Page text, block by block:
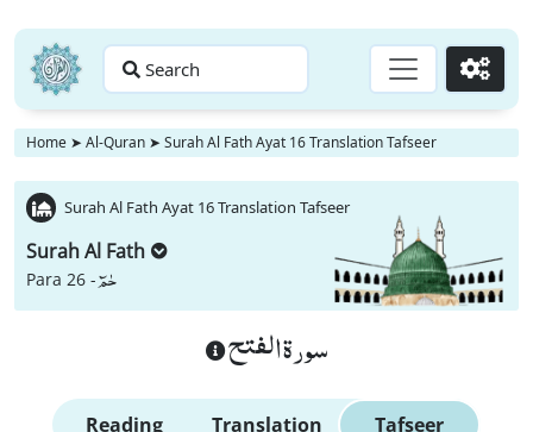
Search Go
Home ➤ Al-Quran ➤ Surah Al Fath Ayat 16 Translation Tafseer
Surah Al Fath Ayat 16 Translation Tafseer
Surah Al Fath
Para 26 -حٰمٓ
سورة الفتح
Reading Translation Tafseer